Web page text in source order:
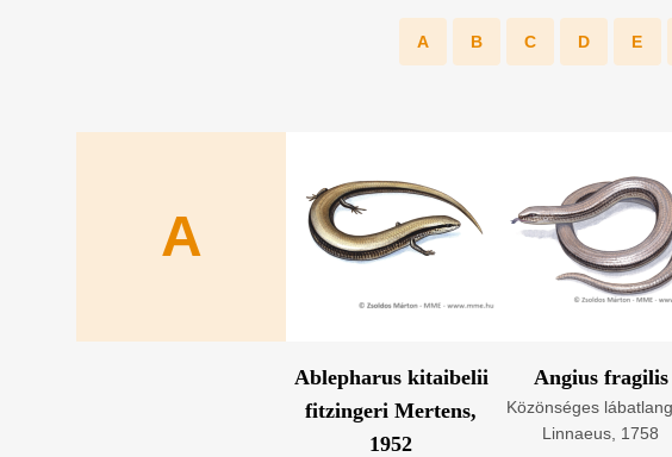
A B C D E
A
Ablepharus kitaibelii
fitzingeri Mertens,
1952
Közönséges
Linnaeus, 1758
Angius fragilis